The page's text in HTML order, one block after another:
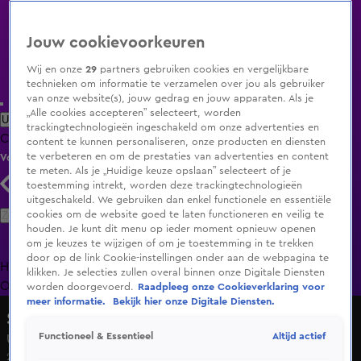
Uitzending Gemist Populaire programma's Zenders Genres
ClipsFilmsRadioSmart TV inlogShop
Volg KIJK
Zoeken
HomeUitzending Gemist Programma's De Bondgenoten
OranjezomerLivestreamsShop
Shownieuws
Usher optreden Amsterdam
24 apr 2025, 09:57
Jouw cookievoorkeuren
Wij en onze29 partners gebruiken cookies en vergelijkbare
technieken om informatie te verzamelen over jou als gebruiker
van onze website(s), jouw gedrag en jouw apparaten. Als je
„Alle cookies accepteren” selecteert, worden
trackingtechnologieën ingeschakeld om onze advertenties en
content te kunnen personaliseren, onze producten en diensten
te verbeteren en om de prestaties van advertenties en content
te meten. Als je „Huidige keuze opslaan” selecteert of je
toestemming intrekt, worden deze trackingtechnologieën
uitgeschakeld. We gebruiken dan enkel functionele en essentiële
cookies om de website goed te laten functioneren en veilig te
houden. Je kunt dit menu op ieder moment opnieuw openen
om je keuzes te wijzigen of om je toestemming in te trekken
door op de link Cookie-instellingen onder aan de webpagina te
klikken. Je selecties zullen overal binnen onze Digitale Diensten
worden doorgevoerd.
Raadpleeg onze Cookieverklaring voor
meer informatie.
Bekijk hier onze Digitale Diensten.
Functioneel & Essentieel Altijd actief